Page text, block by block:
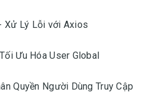
Xử Lý Lỗi với Axios
Ưu Hóa User Global
Quyền Người Dùng Truy Cập